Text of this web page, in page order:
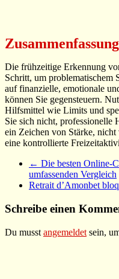
Die frühzeitige Erkennung
Schritt, um problematischem
auf finanzielle, emotionale
können Sie gegensteuern.
Hilfsmittel wie Limits und
Sie sich nicht, professionelle
ein Zeichen von Stärke,
eine kontrollierte
← Die besten Online-
umfassenden Vergleich
Retrait d’Amonbet
Schreibe einen
Du musst angemeldet sein,